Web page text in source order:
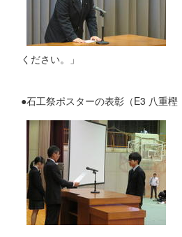
ください。」
●石工祭ポスターの表彰（E3 八重樫